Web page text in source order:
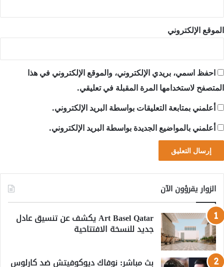
الموقع الإلكتروني
احفظ اسمي، بريدي الإلكتروني، والموقع الإلكتروني في هذا
المتصفح لاستخدامها المرة المقبلة في تعليقي.
أعلمني بمتابعة التعليقات بواسطة البريد الإلكتروني.
أعلمني بالمواضيع الجديدة بواسطة البريد الإلكتروني.
الزوار يقرؤون الآن
Art Basel Qatar يكشف عن تنسيق عادل
جديد للنسخة الافتتاحية
بث مباشر: نوفاك ديوكوفيتش ضد كارلوس